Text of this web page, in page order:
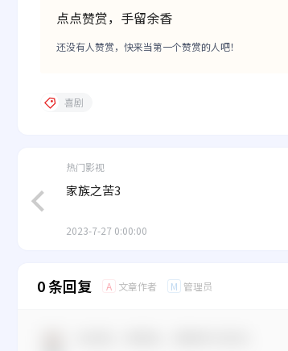
点点赞赏，手留余香
还没有人赞赏，快来当第一个赞赏的人吧！
喜剧
热门影视
家族之苦3
2023-7-27 0:00:00
0 条回复 A 文章作者 M 管理员